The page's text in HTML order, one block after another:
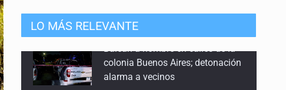
LO MÁS RELEVANTE
Llega en carreta al hospital tras
recibir golpes en la cabeza en la